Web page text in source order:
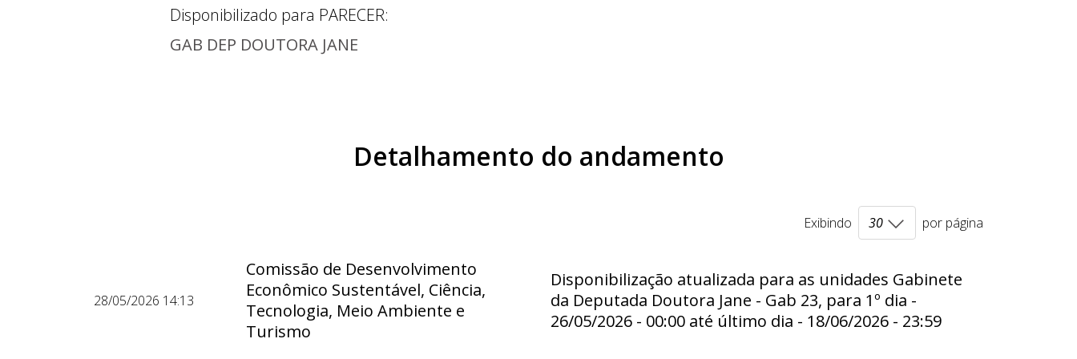
Disponibilizado para PARECER:
GAB DEP DOUTORA JANE
Detalhamento do andamento
Exibindo por página
28/05/2026 14:13
Comissão de Desenvolvimento
Econômico Sustentável, Ciência,
Tecnologia, Meio Ambiente e
Turismo
Disponibilização atualizada para as unidades Gabinete
da Deputada Doutora Jane - Gab 23, para 1º dia -
26/05/2026 - 00:00 até último dia - 18/06/2026 - 23:59